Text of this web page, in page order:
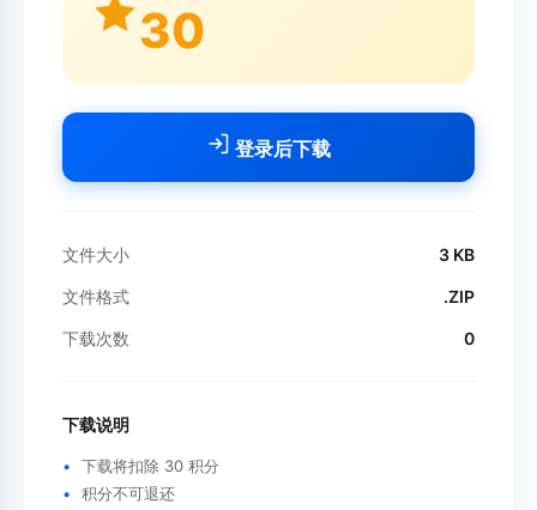
30
登录后下载
文件大小 3 KB
文件格式 .ZIP
下载次数 0
下载说明
下载将扣除 30 积分
积分不可退还